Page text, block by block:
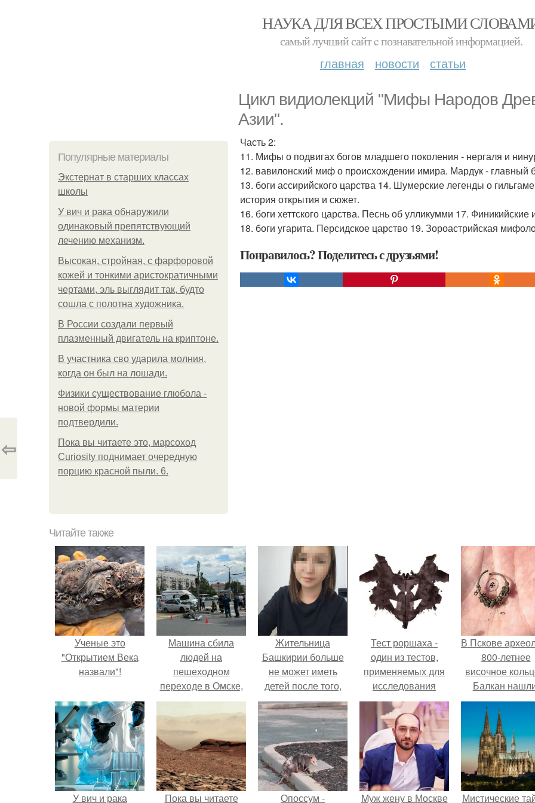
НАУКА ДЛЯ ВСЕХ ПРОСТЫМИ
самый лучший сайт c познавательной информацией.
главная новости статьи
Цикл видиолекций "Мифы Народов
Азии".
Популярные материалы
Экстернат в старших классах
школы
У вич и рака обнаружили
одинаковый препятствующий
лечению механизм.
Высокая, стройная, с фарфоровой
кожей и тонкими аристократичными
чертами, эль выглядит так, будто
сошла с полотна художника.
В России создали первый
плазменный двигатель на криптоне.
В участника сво ударила молния,
когда он был на лошади.
Физики существование глюбола -
новой формы материи
подтвердили.
Пока вы читаете это, марсоход
Curiosity поднимает очередную
порцию красной пыли. 6.
Часть 2:
11. Мифы о подвигах богов младшего поколения - нергаля и
12. вавилонский миф о происхождении имира. Мардук - главный
13. боги ассирийского царства 14. Шумерские легенды о
история открытия и сюжет.
16. боги хеттского царства. Песнь об улликумми 17. Финикийские
18. боги угарита. Персидское царство 19. Зороастрийская
Понравилось? Поделитесь с друзьями!
⇦
Читайте также
Ученые это
"Открытием Века
назвали"!
Машина сбила
людей на
пешеходном
переходе в Омске,
пострадали 8
человек.
Жительница
Башкирии больше
не может иметь
детей после того,
как медики сделали
ей аборт на шестом
месяце
беременности и
оставили в матке
плаценту.
Тест роршаха -
один из тестов,
применяемых для
исследования
личности и ее
личностных
нарушений.
В Пскове
800-летнее
височное
Балкан
У вич и рака Пока вы читаете Опоссум - Mуж жену в Москве Мистические